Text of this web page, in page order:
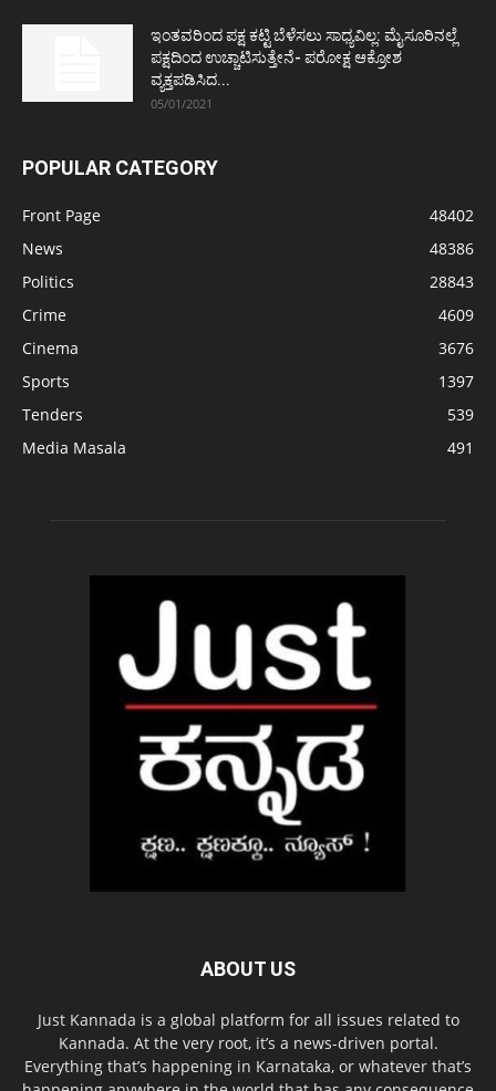
ಇಂತವರಿಂದ ಪಕ್ಷ ಕಟ್ಟಿ ಬೆಳೆಸಲು ಸಾಧ್ಯವಿಲ್ಲ: ಮೈಸೂರಿನಲ್ಲೆ
ಪಕ್ಷದಿಂದ ಉಚ್ಚಾಟಿಸುತ್ತೇನೆ- ಪರೋಕ್ಷ ಆಕ್ರೋಶ
ವ್ಯಕ್ತಪಡಿಸಿದ...
05/01/2021
POPULAR CATEGORY
Front Page
48402
News
48386
Politics
28843
Crime
4609
Cinema
3676
Sports
1397
Tenders
539
Media Masala
491
ABOUT US
Just Kannada is a global platform for all issues related to
Kannada. At the very root, it’s a news-driven portal.
Everything that’s happening in Karnataka, or whatever that’s